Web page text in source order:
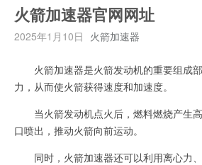
火箭加速器官网网址
2025年1月10日 火箭加速器
火箭加速器是火箭发动机的重要组成
力，从而使火箭获得速度和加速度。
当火箭发动机点火后，燃料燃烧产生
口喷出，推动火箭向前运动。
同时，火箭加速器还可以利用离心力